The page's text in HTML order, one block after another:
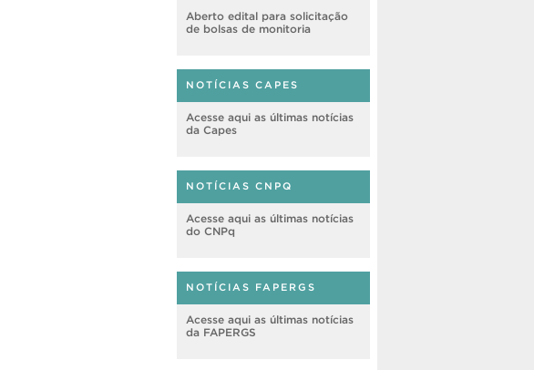
Aberto edital para solicitação
de bolsas de monitoria
NOTÍCIAS CAPES
Acesse aqui as últimas notícias
da Capes
NOTÍCIAS CNPQ
Acesse aqui as últimas notícias
do CNPq
NOTÍCIAS FAPERGS
Acesse aqui as últimas notícias
da FAPERGS